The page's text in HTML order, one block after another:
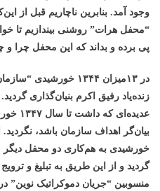
وجود آمد. بنابرین ناچاریم قبل از
“محفل هرات” روشنی بیندازیم تا
پی برده و بداند که این محفل چرا و
در ۱۳میزان ۱۳۴۴
زنده‌یاد رفیق اکرم بنیان‌گذاری
خورشیدی به هم‌کاری دو محفل دیگر
گردید و از این طریق به تبلیغ و
منسوبین “جریان دموکراتیک نوین”